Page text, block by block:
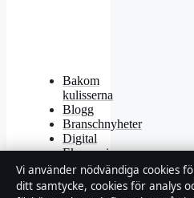
Bakom
kulisserna
Blogg
Branschnyheter
Digital
Ekonomi
Filmens
rollista
Vi använder nödvändiga cookies
ditt samtycke, cookies för analys